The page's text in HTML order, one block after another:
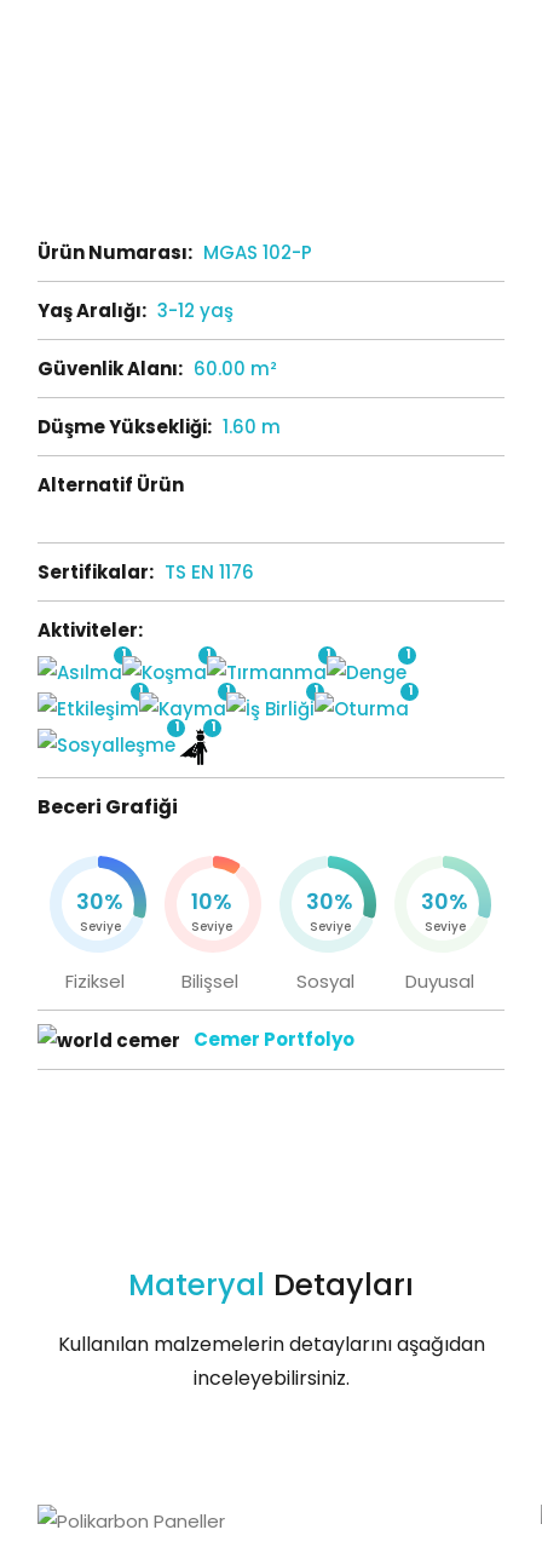
Ürün Numarası: MGAS 102-P
Yaş Aralığı: 3-12 yaş
Güvenlik Alanı: 60.00 m²
Düşme Yüksekliği: 1.60 m
Alternatif Ürün
Sertifikalar: TS EN 1176
Aktiviteler:
1 1 1
1
1
1 1
1
1
1
Beceri Grafiği
30%
Seviye
Fiziksel
10%
Seviye
Bilişsel
30%
Seviye
Sosyal
30%
Seviye
Duyusal
Cemer Portfolyo
Materyal Detayları
Kullanılan malzemelerin detaylarını aşağıdan
inceleyebilirsiniz.